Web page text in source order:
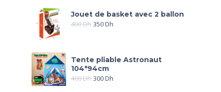
Jouet de basket avec 2 ballon
400Dh 350Dh
Tente pliable Astronaut
104*94cm
400Dh 300Dh